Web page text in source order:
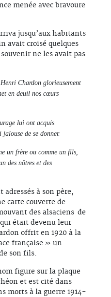
menée avec bravoure
jusqu’aux habitants
avait croisé quelques
ne les avait pas
Chardon glorieusement
en deuil nos cœurs
lui ont acquis
de se donner.
un frère ou comme un fils,
des nôtres et des
adressés à son père,
carte couverte de
des alsaciens de
était devenu leur
offrit en 1920 à la
française » un
son fils.
figure sur la plaque
et est cité dans
morts à la guerre 1914-